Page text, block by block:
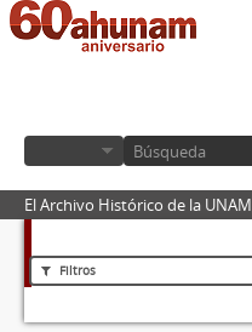
El Archivo Histórico de la UNAM
Filtros